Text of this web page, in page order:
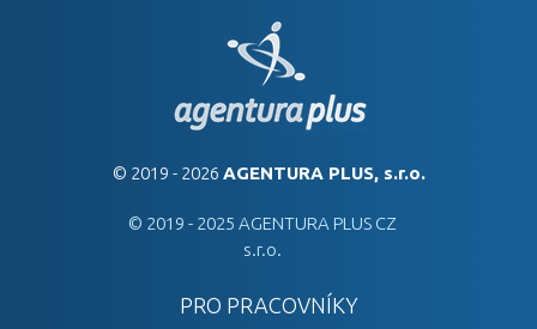
© 2019 - 2026 AGENTURA PLUS, s.r.o.
© 2019 - 2025 AGENTURA PLUS CZ
s.r.o.
PRO PRACOVNÍKY